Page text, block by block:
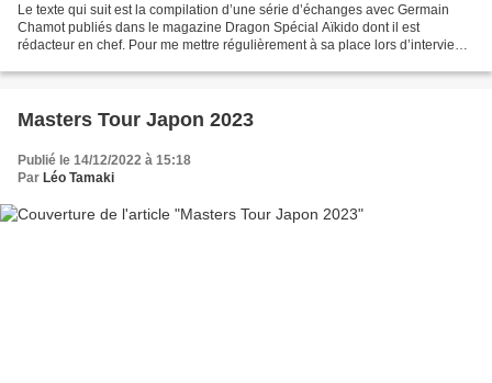
Le texte qui suit est la compilation d’une série d’échanges avec Germain
Chamot publiés dans le magazine Dragon Spécial Aïkido dont il est
rédacteur en chef. Pour me mettre régulièrement à sa place lors d’interview
Masters Tour Japon 2023
Publié le 14/12/2022 à 15:18
Par Léo Tamaki